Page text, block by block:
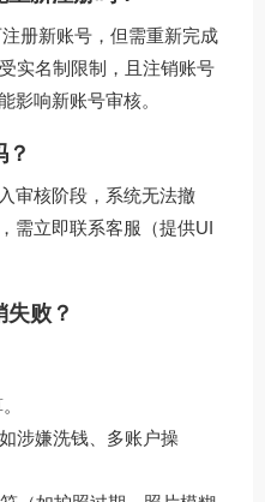
册新账号，但需重新完成
实名制限制，且注销账号
影响新账号审核。
审核阶段，系统无法撤
需立即联系客服（提供UI
败？
涉嫌洗钱、多账户操